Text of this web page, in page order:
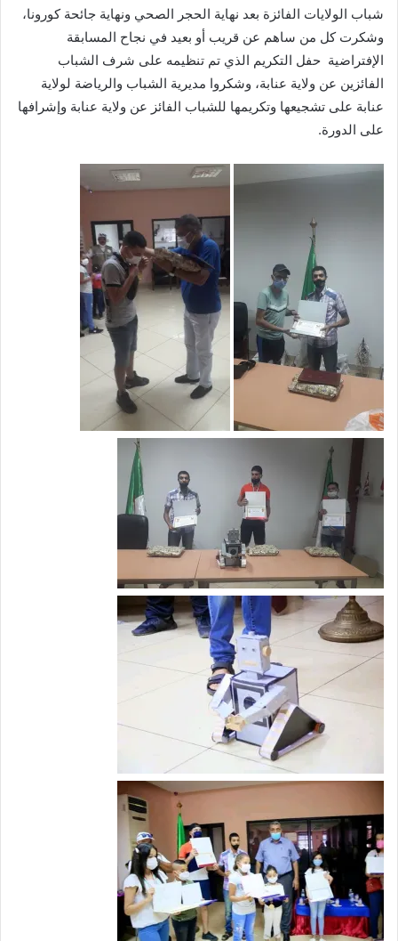
شباب الولايات الفائزة بعد نهاية الحجر الصحي ونهاية جائحة كورونا،
وشكرت كل من ساهم عن قريب أو بعيد في نجاح المسابقة
الإفتراضية حفل التكريم الذي تم تنظيمه على شرف الشباب
الفائزين عن ولاية عنابة، وشكروا مديرية الشباب والرياضة لولاية
عنابة على تشجيعها وتكريمها للشباب الفائز عن ولاية عنابة وإشرافها
على الدورة.